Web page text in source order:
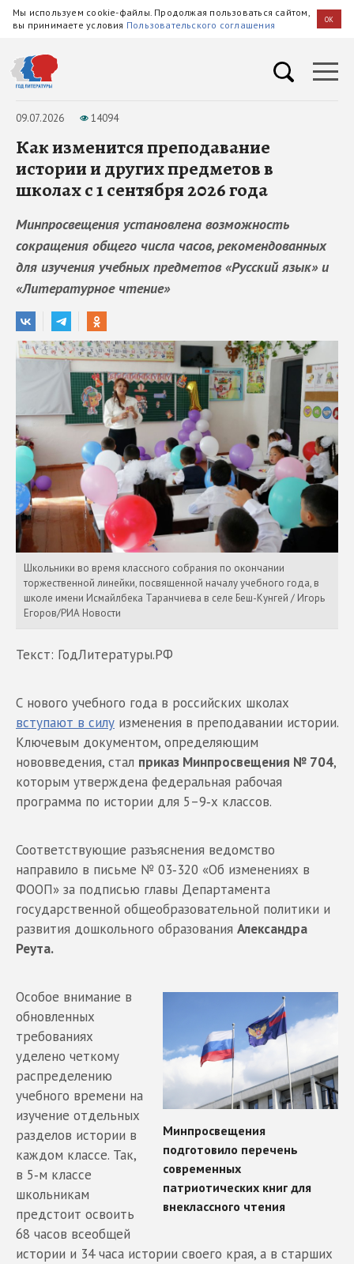
Мы используем cookie-файлы. Продолжая пользоваться сайтом,
вы принимаете условия Пользовательского соглашения OK
09.07.2026 14094
Как изменится преподавание
истории и других предметов в
школах с 1 сентября 2026 года
Минпросвещения установлена возможность
сокращения общего числа часов, рекомендованных
для изучения учебных предметов «Русский язык» и
«Литературное чтение»
Школьники во время классного собрания по окончании
торжественной линейки, посвященной началу учебного года, в
школе имени Исмайлбека Таранчиева в селе Беш-Кунгей / Игорь
Егоров/РИА Новости
Текст: ГодЛитературы.РФ
С нового учебного года в российских школах
вступают в силу изменения в преподавании истории.
Ключевым документом, определяющим
нововведения, стал приказ Минпросвещения № 704,
которым утверждена федеральная рабочая
программа по истории для 5–9‑х классов.
Соответствующие разъяснения ведомство
направило в письме № 03‑320 «Об изменениях в
ФООП» за подписью главы Департамента
государственной общеобразовательной политики и
развития дошкольного образования Александра
Реута.
Особое внимание в
обновленных
требованиях
уделено четкому
распределению
учебного времени на
изучение отдельных
разделов истории в
каждом классе. Так,
в 5‑м классе
школьникам
предстоит освоить
68 часов всеобщей
истории и 34 часа истории своего края, а в старших